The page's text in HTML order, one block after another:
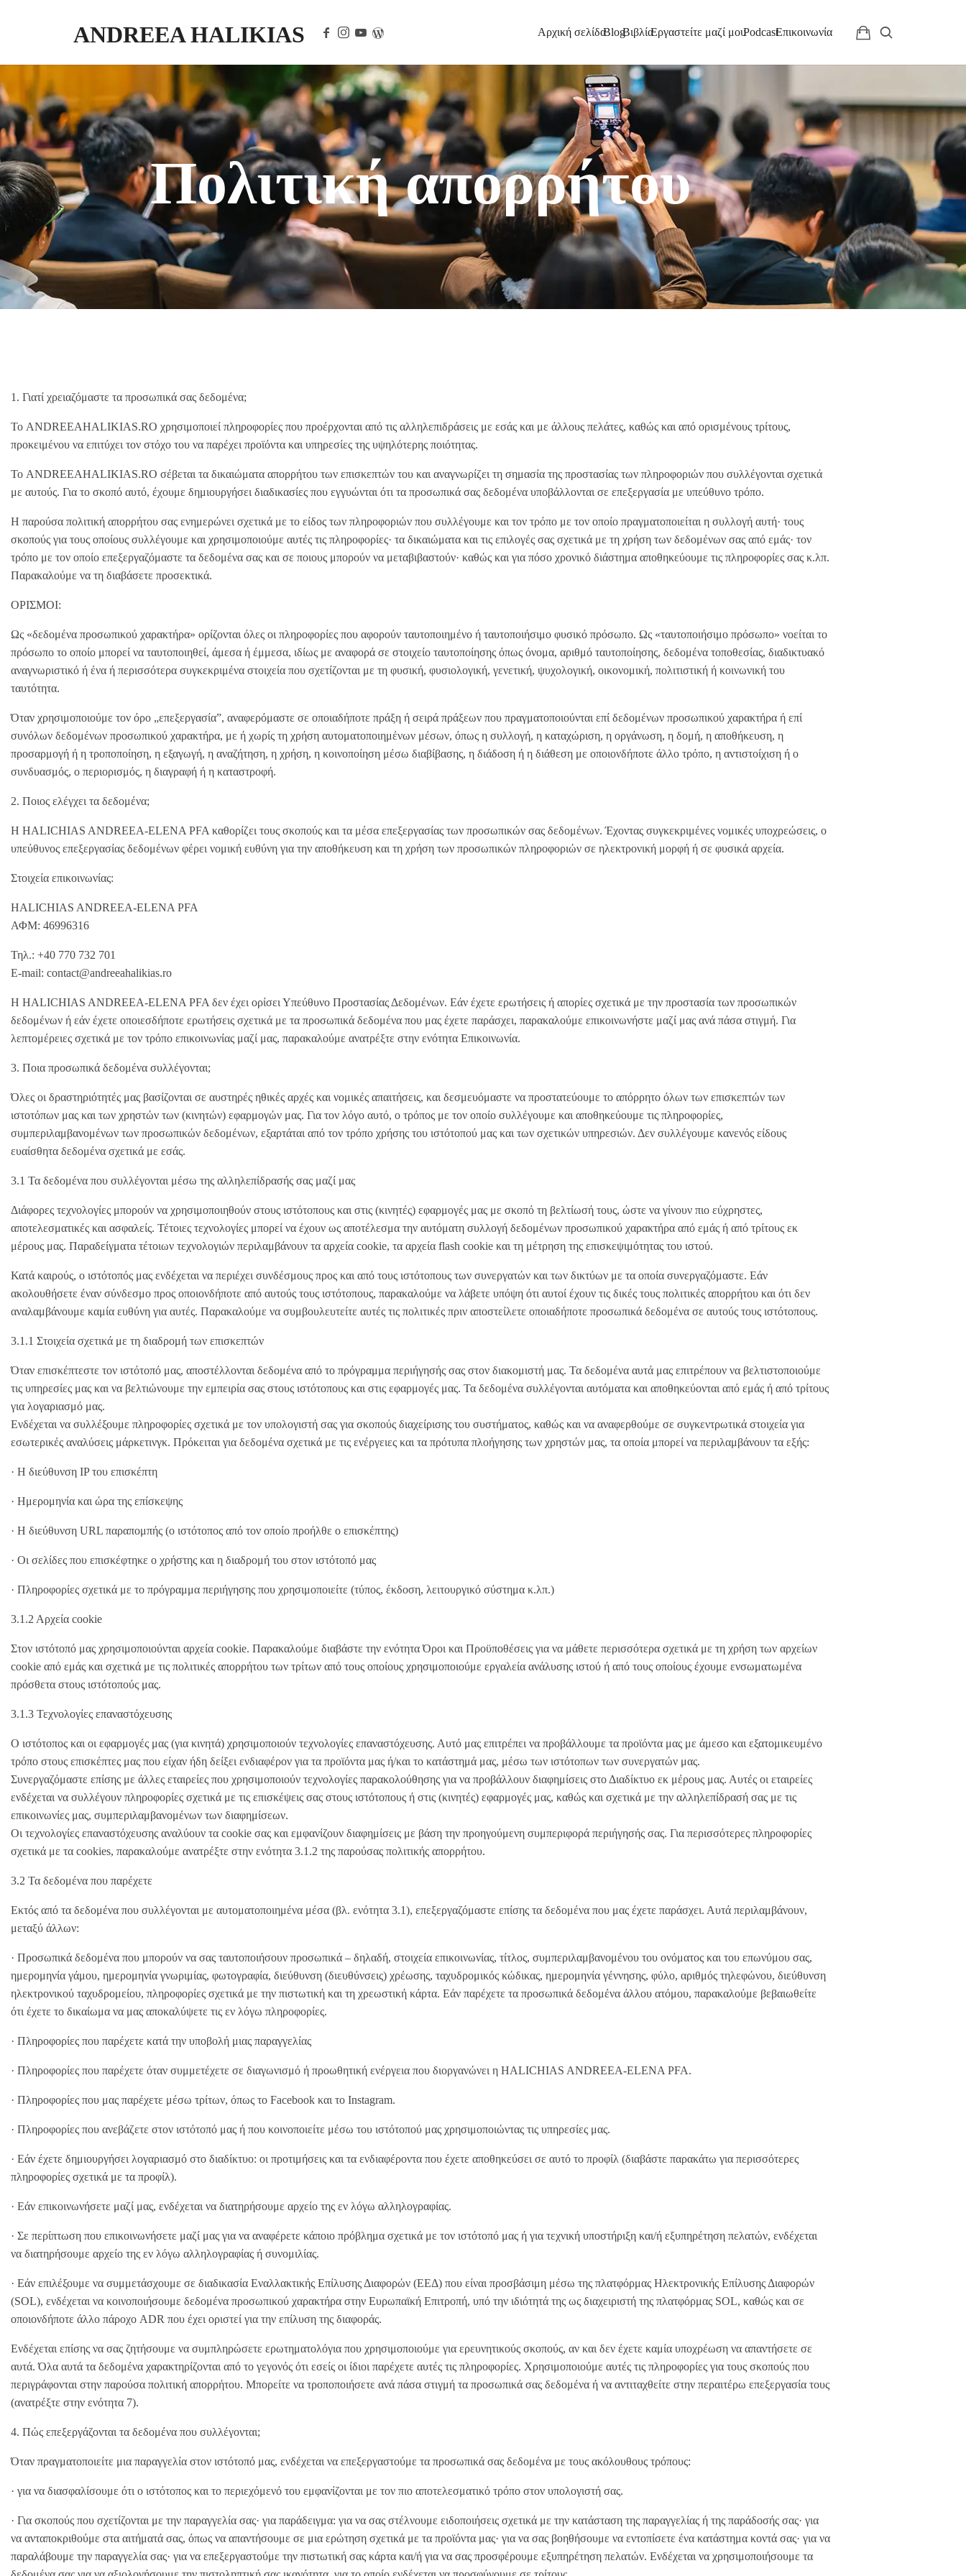
ANDREEA HALIKIAS
Μετατρέψτε την τεχνογνωσία σας σε πραγματικό αντίκτυπο. Γράψτε. Δημοσιεύστε. Χρηματοδοτήστε.
Αρχική σελίδαBlogΒιβλίαΕργαστείτε μαζί μουPodcastΕπικοινωνία
Πολιτική απορρήτου
1. Γιατί χρειαζόμαστε τα προσωπικά σας δεδομένα;
Το ANDREEAHALIKIAS.RO χρησιμοποιεί πληροφορίες που προέρχονται από τις αλληλεπιδράσεις με εσάς και με άλλους πελάτες, καθώς και από ορισμένους τρίτους,
προκειμένου να επιτύχει τον στόχο του να παρέχει προϊόντα και υπηρεσίες της υψηλότερης ποιότητας.
Το ANDREEAHALIKIAS.RO σέβεται τα δικαιώματα απορρήτου των επισκεπτών του και αναγνωρίζει τη σημασία της προστασίας των πληροφοριών που συλλέγονται σχετικά
με αυτούς. Για το σκοπό αυτό, έχουμε δημιουργήσει διαδικασίες που εγγυώνται ότι τα προσωπικά σας δεδομένα υποβάλλονται σε επεξεργασία με υπεύθυνο τρόπο.
Η παρούσα πολιτική απορρήτου σας ενημερώνει σχετικά με το είδος των πληροφοριών που συλλέγουμε και τον τρόπο με τον οποίο πραγματοποιείται η συλλογή αυτή· τους
σκοπούς για τους οποίους συλλέγουμε και χρησιμοποιούμε αυτές τις πληροφορίες· τα δικαιώματα και τις επιλογές σας σχετικά με τη χρήση των δεδομένων σας από εμάς· τον
τρόπο με τον οποίο επεξεργαζόμαστε τα δεδομένα σας και σε ποιους μπορούν να μεταβιβαστούν· καθώς και για πόσο χρονικό διάστημα αποθηκεύουμε τις πληροφορίες σας κ.λπ.
Παρακαλούμε να τη διαβάσετε προσεκτικά.
ΟΡΙΣΜΟΙ:
Ως «δεδομένα προσωπικού χαρακτήρα» ορίζονται όλες οι πληροφορίες που αφορούν ταυτοποιημένο ή ταυτοποιήσιμο φυσικό πρόσωπο. Ως «ταυτοποιήσιμο πρόσωπο» νοείται το
πρόσωπο το οποίο μπορεί να ταυτοποιηθεί, άμεσα ή έμμεσα, ιδίως με αναφορά σε στοιχείο ταυτοποίησης όπως όνομα, αριθμό ταυτοποίησης, δεδομένα τοποθεσίας, διαδικτυακό
αναγνωριστικό ή ένα ή περισσότερα συγκεκριμένα στοιχεία που σχετίζονται με τη φυσική, φυσιολογική, γενετική, ψυχολογική, οικονομική, πολιτιστική ή κοινωνική του
ταυτότητα.
Όταν χρησιμοποιούμε τον όρο „επεξεργασία”, αναφερόμαστε σε οποιαδήποτε πράξη ή σειρά πράξεων που πραγματοποιούνται επί δεδομένων προσωπικού χαρακτήρα ή επί
συνόλων δεδομένων προσωπικού χαρακτήρα, με ή χωρίς τη χρήση αυτοματοποιημένων μέσων, όπως η συλλογή, η καταχώριση, η οργάνωση, η δομή, η αποθήκευση, η
προσαρμογή ή η τροποποίηση, η εξαγωγή, η αναζήτηση, η χρήση, η κοινοποίηση μέσω διαβίβασης, η διάδοση ή η διάθεση με οποιονδήποτε άλλο τρόπο, η αντιστοίχιση ή ο
συνδυασμός, ο περιορισμός, η διαγραφή ή η καταστροφή.
2. Ποιος ελέγχει τα δεδομένα;
Η HALICHIAS ANDREEA-ELENA PFA καθορίζει τους σκοπούς και τα μέσα επεξεργασίας των προσωπικών σας δεδομένων. Έχοντας συγκεκριμένες νομικές υποχρεώσεις, ο
υπεύθυνος επεξεργασίας δεδομένων φέρει νομική ευθύνη για την αποθήκευση και τη χρήση των προσωπικών πληροφοριών σε ηλεκτρονική μορφή ή σε φυσικά αρχεία.
Στοιχεία επικοινωνίας:
HALICHIAS ANDREEA-ELENA PFA
ΑΦΜ: 46996316
Τηλ.: +40 770 732 701
E-mail: contact@andreeahalikias.ro
Η HALICHIAS ANDREEA-ELENA PFA δεν έχει ορίσει Υπεύθυνο Προστασίας Δεδομένων. Εάν έχετε ερωτήσεις ή απορίες σχετικά με την προστασία των προσωπικών
δεδομένων ή εάν έχετε οποιεσδήποτε ερωτήσεις σχετικά με τα προσωπικά δεδομένα που μας έχετε παράσχει, παρακαλούμε επικοινωνήστε μαζί μας ανά πάσα στιγμή. Για
λεπτομέρειες σχετικά με τον τρόπο επικοινωνίας μαζί μας, παρακαλούμε ανατρέξτε στην ενότητα Επικοινωνία.
3. Ποια προσωπικά δεδομένα συλλέγονται;
Όλες οι δραστηριότητές μας βασίζονται σε αυστηρές ηθικές αρχές και νομικές απαιτήσεις, και δεσμευόμαστε να προστατεύουμε το απόρρητο όλων των επισκεπτών των
ιστοτόπων μας και των χρηστών των (κινητών) εφαρμογών μας. Για τον λόγο αυτό, ο τρόπος με τον οποίο συλλέγουμε και αποθηκεύουμε τις πληροφορίες,
συμπεριλαμβανομένων των προσωπικών δεδομένων, εξαρτάται από τον τρόπο χρήσης του ιστότοπού μας και των σχετικών υπηρεσιών. Δεν συλλέγουμε κανενός είδους
ευαίσθητα δεδομένα σχετικά με εσάς.
3.1 Τα δεδομένα που συλλέγονται μέσω της αλληλεπίδρασής σας μαζί μας
Διάφορες τεχνολογίες μπορούν να χρησιμοποιηθούν στους ιστότοπους και στις (κινητές) εφαρμογές μας με σκοπό τη βελτίωσή τους, ώστε να γίνουν πιο εύχρηστες,
αποτελεσματικές και ασφαλείς. Τέτοιες τεχνολογίες μπορεί να έχουν ως αποτέλεσμα την αυτόματη συλλογή δεδομένων προσωπικού χαρακτήρα από εμάς ή από τρίτους εκ
μέρους μας. Παραδείγματα τέτοιων τεχνολογιών περιλαμβάνουν τα αρχεία cookie, τα αρχεία flash cookie και τη μέτρηση της επισκεψιμότητας του ιστού.
Κατά καιρούς, ο ιστότοπός μας ενδέχεται να περιέχει συνδέσμους προς και από τους ιστότοπους των συνεργατών και των δικτύων με τα οποία συνεργαζόμαστε. Εάν
ακολουθήσετε έναν σύνδεσμο προς οποιονδήποτε από αυτούς τους ιστότοπους, παρακαλούμε να λάβετε υπόψη ότι αυτοί έχουν τις δικές τους πολιτικές απορρήτου και ότι δεν
αναλαμβάνουμε καμία ευθύνη για αυτές. Παρακαλούμε να συμβουλευτείτε αυτές τις πολιτικές πριν αποστείλετε οποιαδήποτε προσωπικά δεδομένα σε αυτούς τους ιστότοπους.
3.1.1 Στοιχεία σχετικά με τη διαδρομή των επισκεπτών
Όταν επισκέπτεστε τον ιστότοπό μας, αποστέλλονται δεδομένα από το πρόγραμμα περιήγησής σας στον διακομιστή μας. Τα δεδομένα αυτά μας επιτρέπουν να βελτιστοποιούμε
τις υπηρεσίες μας και να βελτιώνουμε την εμπειρία σας στους ιστότοπους και στις εφαρμογές μας. Τα δεδομένα συλλέγονται αυτόματα και αποθηκεύονται από εμάς ή από τρίτους
για λογαριασμό μας.
Ενδέχεται να συλλέξουμε πληροφορίες σχετικά με τον υπολογιστή σας για σκοπούς διαχείρισης του συστήματος, καθώς και να αναφερθούμε σε συγκεντρωτικά στοιχεία για
εσωτερικές αναλύσεις μάρκετινγκ. Πρόκειται για δεδομένα σχετικά με τις ενέργειες και τα πρότυπα πλοήγησης των χρηστών μας, τα οποία μπορεί να περιλαμβάνουν τα εξής:
· Η διεύθυνση IP του επισκέπτη
· Ημερομηνία και ώρα της επίσκεψης
· Η διεύθυνση URL παραπομπής (ο ιστότοπος από τον οποίο προήλθε ο επισκέπτης)
· Οι σελίδες που επισκέφτηκε ο χρήστης και η διαδρομή του στον ιστότοπό μας
· Πληροφορίες σχετικά με το πρόγραμμα περιήγησης που χρησιμοποιείτε (τύπος, έκδοση, λειτουργικό σύστημα κ.λπ.)
3.1.2 Αρχεία cookie
Στον ιστότοπό μας χρησιμοποιούνται αρχεία cookie. Παρακαλούμε διαβάστε την ενότητα Όροι και Προϋποθέσεις για να μάθετε περισσότερα σχετικά με τη χρήση των αρχείων
cookie από εμάς και σχετικά με τις πολιτικές απορρήτου των τρίτων από τους οποίους χρησιμοποιούμε εργαλεία ανάλυσης ιστού ή από τους οποίους έχουμε ενσωματωμένα
πρόσθετα στους ιστότοπούς μας.
3.1.3 Τεχνολογίες επαναστόχευσης
Ο ιστότοπος και οι εφαρμογές μας (για κινητά) χρησιμοποιούν τεχνολογίες επαναστόχευσης. Αυτό μας επιτρέπει να προβάλλουμε τα προϊόντα μας με άμεσο και εξατομικευμένο
τρόπο στους επισκέπτες μας που είχαν ήδη δείξει ενδιαφέρον για τα προϊόντα μας ή/και το κατάστημά μας, μέσω των ιστότοπων των συνεργατών μας.
Συνεργαζόμαστε επίσης με άλλες εταιρείες που χρησιμοποιούν τεχνολογίες παρακολούθησης για να προβάλλουν διαφημίσεις στο Διαδίκτυο εκ μέρους μας. Αυτές οι εταιρείες
ενδέχεται να συλλέγουν πληροφορίες σχετικά με τις επισκέψεις σας στους ιστότοπους ή στις (κινητές) εφαρμογές μας, καθώς και σχετικά με την αλληλεπίδρασή σας με τις
επικοινωνίες μας, συμπεριλαμβανομένων των διαφημίσεων.
Οι τεχνολογίες επαναστόχευσης αναλύουν τα cookie σας και εμφανίζουν διαφημίσεις με βάση την προηγούμενη συμπεριφορά περιήγησής σας. Για περισσότερες πληροφορίες
σχετικά με τα cookies, παρακαλούμε ανατρέξτε στην ενότητα 3.1.2 της παρούσας πολιτικής απορρήτου.
3.2 Τα δεδομένα που παρέχετε
Εκτός από τα δεδομένα που συλλέγονται με αυτοματοποιημένα μέσα (βλ. ενότητα 3.1), επεξεργαζόμαστε επίσης τα δεδομένα που μας έχετε παράσχει. Αυτά περιλαμβάνουν,
μεταξύ άλλων:
· Προσωπικά δεδομένα που μπορούν να σας ταυτοποιήσουν προσωπικά – δηλαδή, στοιχεία επικοινωνίας, τίτλος, συμπεριλαμβανομένου του ονόματος και του επωνύμου σας,
ημερομηνία γάμου, ημερομηνία γνωριμίας, φωτογραφία, διεύθυνση (διευθύνσεις) χρέωσης, ταχυδρομικός κώδικας, ημερομηνία γέννησης, φύλο, αριθμός τηλεφώνου, διεύθυνση
ηλεκτρονικού ταχυδρομείου, πληροφορίες σχετικά με την πιστωτική και τη χρεωστική κάρτα. Εάν παρέχετε τα προσωπικά δεδομένα άλλου ατόμου, παρακαλούμε βεβαιωθείτε
ότι έχετε το δικαίωμα να μας αποκαλύψετε τις εν λόγω πληροφορίες.
· Πληροφορίες που παρέχετε κατά την υποβολή μιας παραγγελίας
· Πληροφορίες που παρέχετε όταν συμμετέχετε σε διαγωνισμό ή προωθητική ενέργεια που διοργανώνει η HALICHIAS ANDREEA-ELENA PFA.
· Πληροφορίες που μας παρέχετε μέσω τρίτων, όπως το Facebook και το Instagram.
· Πληροφορίες που ανεβάζετε στον ιστότοπό μας ή που κοινοποιείτε μέσω του ιστότοπού μας χρησιμοποιώντας τις υπηρεσίες μας.
· Εάν έχετε δημιουργήσει λογαριασμό στο διαδίκτυο: οι προτιμήσεις και τα ενδιαφέροντα που έχετε αποθηκεύσει σε αυτό το προφίλ (διαβάστε παρακάτω για περισσότερες
πληροφορίες σχετικά με τα προφίλ).
· Εάν επικοινωνήσετε μαζί μας, ενδέχεται να διατηρήσουμε αρχείο της εν λόγω αλληλογραφίας.
· Σε περίπτωση που επικοινωνήσετε μαζί μας για να αναφέρετε κάποιο πρόβλημα σχετικά με τον ιστότοπό μας ή για τεχνική υποστήριξη και/ή εξυπηρέτηση πελατών, ενδέχεται
να διατηρήσουμε αρχείο της εν λόγω αλληλογραφίας ή συνομιλίας.
· Εάν επιλέξουμε να συμμετάσχουμε σε διαδικασία Εναλλακτικής Επίλυσης Διαφορών (ΕΕΔ) που είναι προσβάσιμη μέσω της πλατφόρμας Ηλεκτρονικής Επίλυσης Διαφορών
(SOL), ενδέχεται να κοινοποιήσουμε δεδομένα προσωπικού χαρακτήρα στην Ευρωπαϊκή Επιτροπή, υπό την ιδιότητά της ως διαχειριστή της πλατφόρμας SOL, καθώς και σε
οποιονδήποτε άλλο πάροχο ADR που έχει οριστεί για την επίλυση της διαφοράς.
Ενδέχεται επίσης να σας ζητήσουμε να συμπληρώσετε ερωτηματολόγια που χρησιμοποιούμε για ερευνητικούς σκοπούς, αν και δεν έχετε καμία υποχρέωση να απαντήσετε σε
αυτά. Όλα αυτά τα δεδομένα χαρακτηρίζονται από το γεγονός ότι εσείς οι ίδιοι παρέχετε αυτές τις πληροφορίες. Χρησιμοποιούμε αυτές τις πληροφορίες για τους σκοπούς που
περιγράφονται στην παρούσα πολιτική απορρήτου. Μπορείτε να τροποποιήσετε ανά πάσα στιγμή τα προσωπικά σας δεδομένα ή να αντιταχθείτε στην περαιτέρω επεξεργασία τους
(ανατρέξτε στην ενότητα 7).
4. Πώς επεξεργάζονται τα δεδομένα που συλλέγονται;
Όταν πραγματοποιείτε μια παραγγελία στον ιστότοπό μας, ενδέχεται να επεξεργαστούμε τα προσωπικά σας δεδομένα με τους ακόλουθους τρόπους:
· για να διασφαλίσουμε ότι ο ιστότοπος και το περιεχόμενό του εμφανίζονται με τον πιο αποτελεσματικό τρόπο στον υπολογιστή σας.
· Για σκοπούς που σχετίζονται με την παραγγελία σας· για παράδειγμα: για να σας στέλνουμε ειδοποιήσεις σχετικά με την κατάσταση της παραγγελίας ή της παράδοσής σας· για
να ανταποκριθούμε στα αιτήματά σας, όπως να απαντήσουμε σε μια ερώτηση σχετικά με τα προϊόντα μας· για να σας βοηθήσουμε να εντοπίσετε ένα κατάστημα κοντά σας· για να
παραλάβουμε την παραγγελία σας· για να επεξεργαστούμε την πιστωτική σας κάρτα και/ή για να σας προσφέρουμε εξυπηρέτηση πελατών. Ενδέχεται να χρησιμοποιήσουμε τα